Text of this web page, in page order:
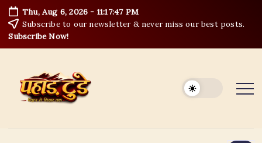
Skip
to
content
Thu, Aug 6, 2026 -11:17:47 PM
Subscribe to our newsletter & never miss our best posts.
Subscribe Now!